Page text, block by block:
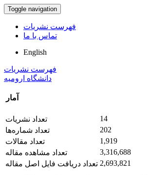
Toggle navigation
فهرست نشریات
تماس با ما
English
فهرست نشریات
دانشگاه ارومیه
آمار
تعداد نشریات
14
تعداد شماره‌ها
202
تعداد مقالات
1,919
تعداد مشاهده مقاله
3,316,688
تعداد دریافت فایل اصل مقاله 2,693,821